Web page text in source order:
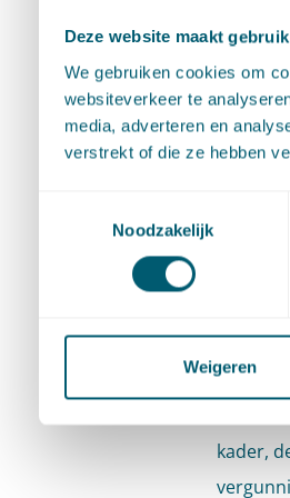
Deze website maakt
We gebruiken cookies om
websiteverkeer te
media, adverteren en
verstrekt of die ze hebben
Noodzakelijk
Weigeren
die
de
Stil of
dat de
markt.
deze
kader,